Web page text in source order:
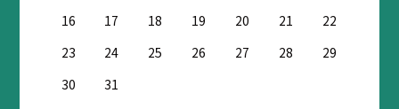
16
17 18 19 20 21
22
23
24 25 26 27 28
29
30
31